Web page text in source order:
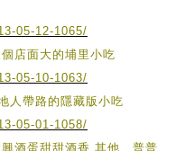
05-12-1065/
店面大的埔里小吃
05-10-1063/
人帶路的隱藏版小吃
05-01-1058/
酒蛋甜甜酒香 其他…普普